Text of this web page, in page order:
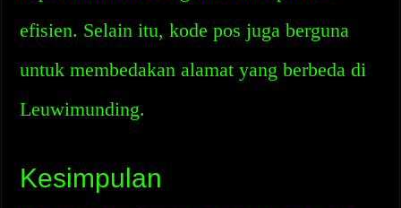
efisien. Selain itu, kode pos juga berguna
untuk membedakan alamat yang berbeda di
Leuwimunding.
Kesimpulan